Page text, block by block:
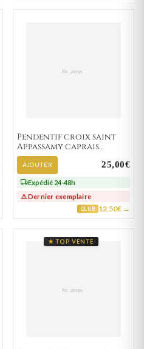
Pendentif croix saint
Appassamy caprais
Religieux
AJOUTER 25,00€
Expédié 24-48h
⚠️ Dernier exemplaire
CLUB 12,50€ →
★ TOP VENTE